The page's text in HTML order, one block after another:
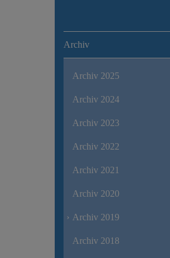
Archiv
Archiv 2025
Archiv 2024
Archiv 2023
Archiv 2022
Archiv 2021
Archiv 2020
Archiv 2019
Archiv 2018